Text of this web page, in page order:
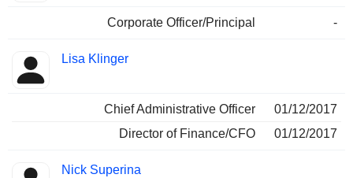
Corporate Officer/Principal -
Lisa Klinger
Chief Administrative Officer
01/12/2017
Director of Finance/CFO
01/12/2017
Nick Superina